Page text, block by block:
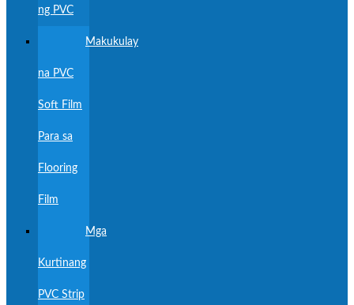
ng PVC
Makukulay
na PVC
Soft Film
Para sa
Flooring
Film
Mga
Kurtinang
PVC Strip